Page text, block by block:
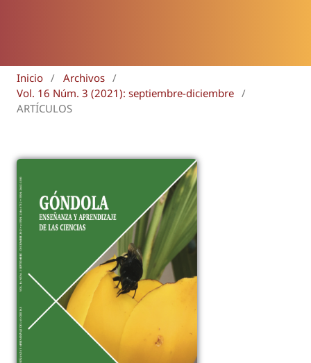
Inicio / Archivos /
Vol. 16 Núm. 3 (2021): septiembre-diciembre /
ARTÍCULOS